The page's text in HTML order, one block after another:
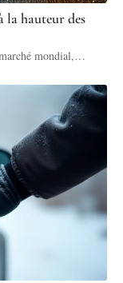
la hauteur des
mondial, …